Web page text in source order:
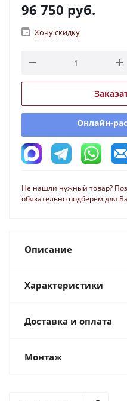
96 750 руб.
Хочу скидку
Онлайн-
Не нашли нужный товар?
обязательно подберем для
Описание
Характеристики
Доставка и оплата
Монтаж